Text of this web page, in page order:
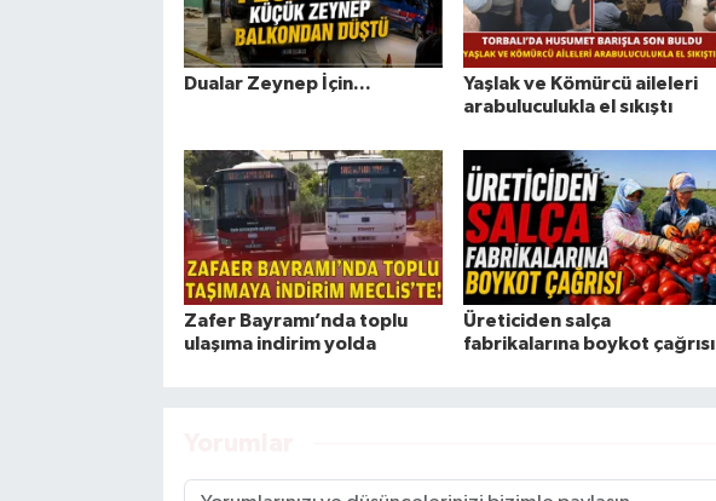
Dualar Zeynep İçin...
Yaşlak ve Kömürcü aileleri
arabuluculukla el sıkıştı
Zafer Bayramı’nda toplu
ulaşıma indirim yolda
Üreticiden salça
fabrikalarına boykot çağrısı